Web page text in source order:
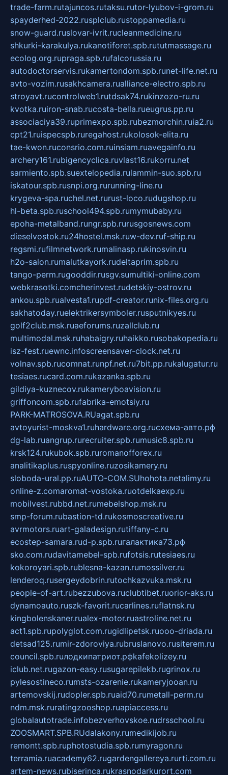
trade-farm.rutajuncos.rutaksu.rutor-lyubov-i-grom.ru
spayderhed-2022.rusplclub.rustoppamedia.ru
snow-guard.ruslovar-ivrit.rucleanmedicine.ru
shkurki-karakulya.rukanotiforet.spb.rututmassage.ru
ecolog.org.rupraga.spb.rufalcorussia.ru
autodoctorservis.rukamertondom.spb.runet-life.net.ru
avto-vozim.rusakhcamera.rualliance-electro.spb.ru
stroyavt.rucontrolweb1.rutdsak74.rukinzozo-ru.ru
kvotka.ruiron-snab.rucosta-bella.rueugrus.pp.ru
associaciya39.ruprimexpo.spb.rubezmorchin.ruia2.ru
cpt21.ruispecspb.ruregahost.rukolosok-elita.ru
tae-kwon.ruconsrio.com.ruinsiam.ruavegainfo.ru
archery161.rubigencyclica.ruvlast16.rukorru.net
sarmiento.spb.suextelopedia.rulammin-suo.spb.ru
iskatour.spb.rusnpi.org.rurunning-line.ru
krygeva-spa.ruchel.net.rurust-loco.rudugshop.ru
hl-beta.spb.ruschool494.spb.rumymubaby.ru
epoha-metalband.rungr.spb.rurusgosnews.com
dieselvostok.ru24hostel.msk.ruw-dev.ruf-ship.ru
regsmi.rufilmnetwork.rumalinasp.rukinosvin.ru
h2o-salon.rumalutkayork.rudeltaprim.spb.ru
tango-perm.rugooddir.rusgv.sumultiki-online.com
webkrasotki.comcherinvest.rudetskiy-ostrov.ru
ankou.spb.rualvesta1.rupdf-creator.runix-files.org.ru
sakhatoday.ruelektrikersymboler.rusputnikyes.ru
golf2club.msk.ruaeforums.ruzallclub.ru
multimodal.msk.ruhabaigry.ruhaikko.rusobakopedia.ru
isz-fest.ruewnc.infoscreensaver-clock.net.ru
volnav.spb.rucomnat.runpf.net.ru7bit.pp.rukalugatur.ru
tesiaes.rucard.com.rukazanka.spb.ru
gildiya-kuznecov.rukameryboavision.ru
griffoncom.spb.rufabrika-emotsiy.ru
PARK-MATROSOVA.RUagat.spb.ru
avtoyurist-moskva1.ruhardware.org.ruсхема-авто.рф
dg-lab.ruangrup.rurecruiter.spb.rumusic8.spb.ru
krsk124.rukubok.spb.ruromanofforex.ru
analitikaplus.ruspyonline.ruzosikamery.ru
sloboda-ural.pp.ruAUTO-COM.SUhohota.netalimy.ru
online-z.comaromat-vostoka.ruotdelkaexp.ru
mobilvest.rubbd.net.rumebelshop.msk.ru
smp-forum.rubastion-td.rukosmoscreative.ru
avrmotors.ruart-galadesign.rutiffany-c.ru
ecostep-samara.rud-p.spb.ruгалактика73.рф
sko.com.rudavitamebel-spb.rufotsis.rutesiaes.ru
kokoroyari.spb.rublesna-kazan.rumossilver.ru
lenderoq.rusergeydobrin.rutochkazvuka.msk.ru
people-of-art.rubezzubova.ruclubtibet.ruorior-aks.ru
dynamoauto.ruszk-favorit.rucarlines.ruflatnsk.ru
kingbolenskaner.rualex-motor.ruastroline.net.ru
act1.spb.rupolyglot.com.rugidlipetsk.ruooo-driada.ru
detsad125.rumir-zdoroviya.rubruslanovo.rusiterem.ru
council.spb.ruлодкипатриот.рфkafekolizey.ru
iclub.net.rugazon-easy.rusugarepilekb.rugrinox.ru
pylesostineco.rumsts-ozarenie.rukameryjooan.ru
artemovskij.rudopler.spb.ruaid70.rumetall-perm.ru
ndm.msk.ruratingzooshop.ruapiaccess.ru
globalautotrade.infobezverhovskoe.rudrsschool.ru
ZOOSMART.SPB.RUdalakony.rumedikijob.ru
remontt.spb.ruphotostudia.spb.rumyragon.ru
terramia.ruacademy62.rugardengallereya.rurti.com.ru
artem-news.rubiserinca.rukrasnodarkurort.com